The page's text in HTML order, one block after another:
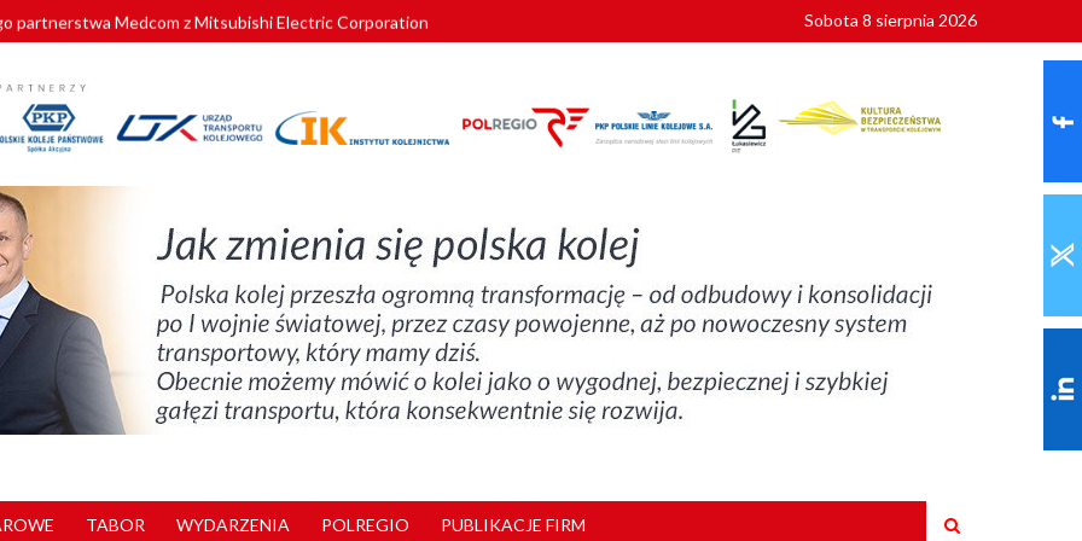
partnerstwa Medcom z Mitsubishi Electric Corporation
znów szuka dostawcy nowych EZT
kolejowych w północnej Wielkopolsce. Łatwiejsze dojazdy do pracy i szkoły
nowe standardy kategoryzacji dworców
Sobota 8 sierpnia 2026
TABOR WYDARZENIA POLREGIO PUBLIKACJE FIRM